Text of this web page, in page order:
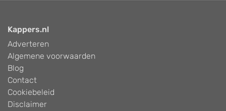
Kappers.nl
Adverteren
Algemene voorwaarden
Blog
Contact
Cookiebeleid
Disclaimer